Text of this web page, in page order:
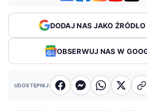
DODAJ NAS JAKO
OBSERWUJ NAS W
UDOSTĘPNIJ: